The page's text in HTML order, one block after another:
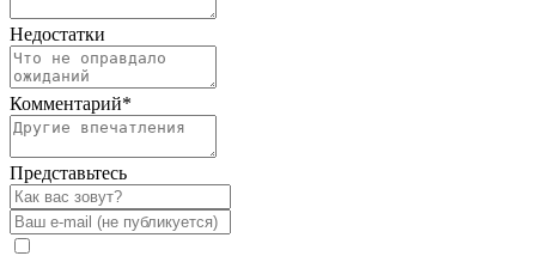
Недостатки
Комментарий*
Представьтесь